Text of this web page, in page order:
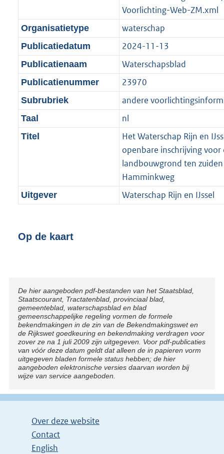
Voorlichting-Web-ZM.xml
Organisatietype waterschap
Publicatiedatum 2024-11-13
Publicatienaam Waterschapsblad
Publicatienummer 23970
Subrubriek andere
Taal nl
Titel
Het Waterschap Rijn en
openbare inschrijving
landbouwgrond ten
Hamminkweg
Uitgever Waterschap Rijn en IJssel
Op de kaart
Disclaimer
De hier aangeboden pdf-bestanden van het Staatsblad,
Staatscourant, Tractatenblad, provinciaal blad,
gemeenteblad, waterschapsblad en blad
gemeenschappelijke regeling vormen de formele
bekendmakingen in de zin van de Bekendmakingswet en
de Rijkswet goedkeuring en bekendmaking verdragen voor
zover ze na 1 juli 2009 zijn uitgegeven. Voor pdf-publicaties
van vóór deze datum geldt dat alleen de in papieren vorm
uitgegeven bladen formele status hebben; de hier
aangeboden elektronische versies daarvan worden bij
wijze van service aangeboden.
Over deze website
Contact
English